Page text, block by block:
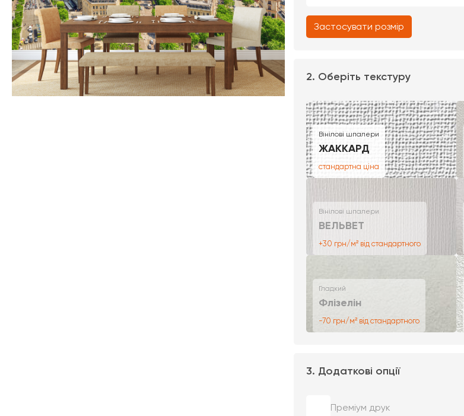
Застосувати розмір
2. Оберіть текстуру
Вінілові шпалери
ЖАККАРД
стандартна ціна
Вінілові шпалери
ВЕЛЬВЕТ
+30 грн/м² від стандартного
Гладкий
Флізелін
-70 грн/м² від стандартного
3. Додаткові опції
Преміум друк